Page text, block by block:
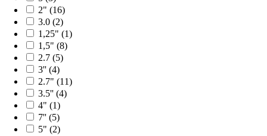
2" (16)
3.0 (2)
1,25" (1)
1,5" (8)
2.7 (5)
3'' (4)
2.7" (11)
3.5'' (4)
4" (1)
7'' (5)
5" (2)